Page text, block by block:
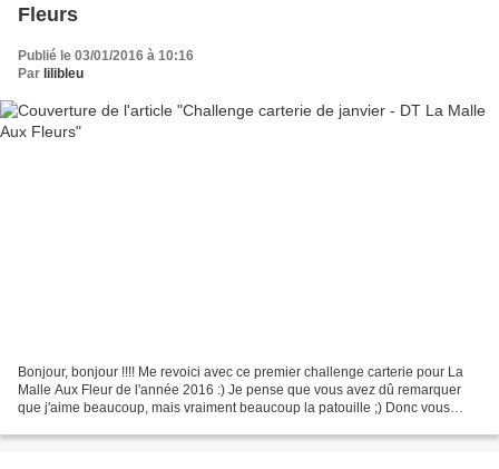
Fleurs
Publié le 03/01/2016 à 10:16
Par lilibleu
Bonjour, bonjour !!!! Me revoici avec ce premier challenge carterie pour La
Malle Aux Fleur de l'année 2016 :) Je pense que vous avez dû remarquer
que j'aime beaucoup, mais vraiment beaucoup la patouille ;) Donc vous